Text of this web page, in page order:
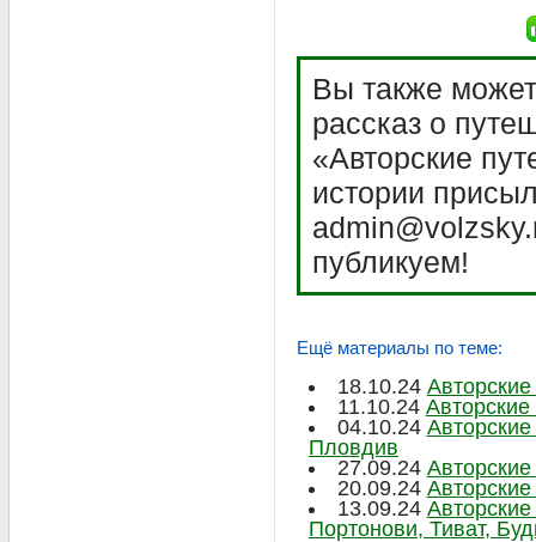
Вы также
рассказ о
«Авторские
истории
публикуем!
Ещё материалы по теме:
18.10.24
11.10.24
04.10.24
Пловдив
27.09.24
20.09.24
13.09.24
Портонови, Тиват,